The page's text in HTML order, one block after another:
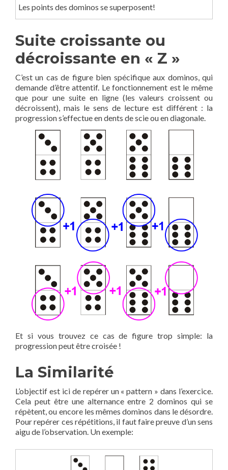
Les points des dominos se superposent!
Suite croissante ou
décroissante en « Z »
C’est un cas de figure bien spécifique aux dominos, qui
demande d’être attentif. Le fonctionnement est le même
que pour une suite en ligne (les valeurs croissent ou
décroissent), mais le sens de lecture est différent : la
progression s’effectue en dents de scie ou en diagonale.
Et si vous trouvez ce cas de figure trop simple: la
progression peut être croisée !
La Similarité
L’objectif est ici de repérer un « pattern » dans l’exercice.
Cela peut être une alternance entre 2 dominos qui se
répètent, ou encore les mêmes dominos dans le désordre.
Pour repérer ces répétitions, il faut faire preuve d’un sens
aigu de l’observation. Un exemple: